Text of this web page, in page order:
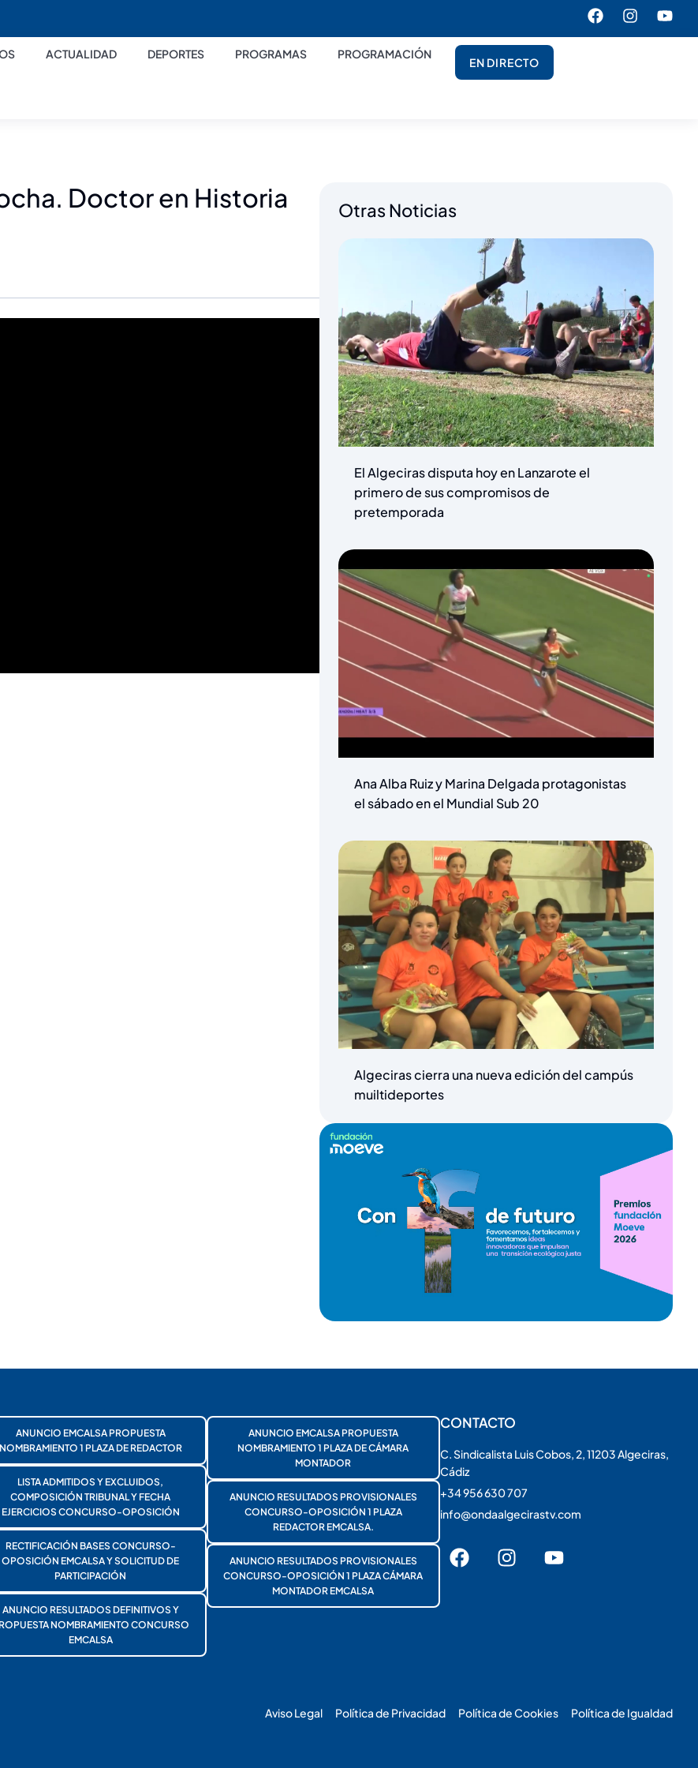
ACTUALIDAD DEPORTES PROGRAMAS PROGRAMACIÓN
EN DIRECTO
Doctor en Historia
Otras Noticias
El Algeciras disputa hoy en Lanzarote el
primero de sus compromisos de
pretemporada
Ana Alba Ruiz y Marina Delgada protagonistas
el sábado en el Mundial Sub 20
Algeciras cierra una nueva edición del campús
muiltideportes
ANUNCIO EMCALSA PROPUESTA
NOMBRAMIENTO 1 PLAZA DE REDACTOR
LISTA ADMITIDOS Y EXCLUIDOS,
COMPOSICIÓN TRIBUNAL Y FECHA
EJERCICIOS CONCURSO-OPOSICIÓN
RECTIFICACIÓN BASES CONCURSO-
OPOSICIÓN EMCALSA Y SOLICITUD DE
PARTICIPACIÓN
ANUNCIO RESULTADOS DEFINITIVOS Y
NOMBRAMIENTO CONCURSO
EMCALSA
ANUNCIO EMCALSA PROPUESTA
NOMBRAMIENTO 1 PLAZA DE CÁMARA
MONTADOR
ANUNCIO RESULTADOS PROVISIONALES
CONCURSO-OPOSICIÓN 1 PLAZA
REDACTOR EMCALSA.
ANUNCIO RESULTADOS PROVISIONALES
CONCURSO-OPOSICIÓN 1 PLAZA CÁMARA
MONTADOR EMCALSA
CONTACTO
C. Sindicalista Luis Cobos, 2, 11203 Algeciras,
Cádiz
+34 956 630 707
info@ondaalgecirastv.com
Aviso Legal Política de Privacidad Política de Cookies Política de Igualdad